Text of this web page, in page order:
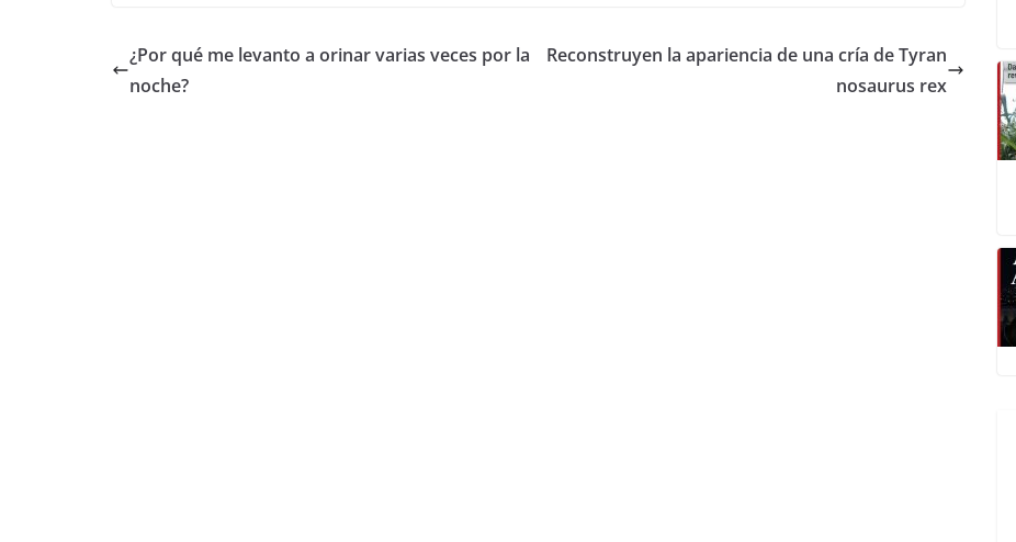
¿Por qué me levanto a orinar varias veces por la
noche?
Reconstruyen la apariencia de una cría de Tyran
nosaurus rex